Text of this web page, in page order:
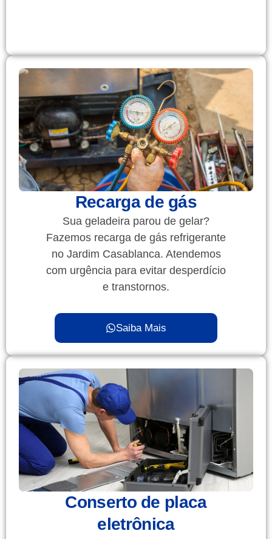
Recarga de gás
Sua geladeira parou de gelar?
Fazemos recarga de gás refrigerante
no Jardim Casablanca. Atendemos
com urgência para evitar desperdício
e transtornos.
Saiba Mais
Conserto de placa
eletrônica